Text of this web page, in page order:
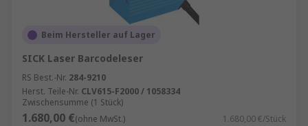
Beim Hersteller auf Lager
SICK Laser Barcodeleser
RS Best.-Nr. 284-9210
Herst. Teile-Nr. CLV615-F2000 / 1058334
Zwischensumme (1 Stück)
1.680,00 €(ohne MwSt.) 1.680,00 €/Stück